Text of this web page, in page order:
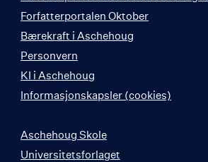
Forfatterportalen Oktober
Bærekraft i Aschehoug
Personvern
KI i Aschehoug
Informasjonskapsler (cookies)
Aschehoug Skole
Universitetsforlaget